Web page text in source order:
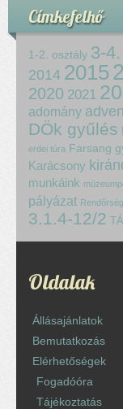
Címkefelhő
1-2. osztály 3-
2014 2015
2020 2021
adomány
DÖk gyűlés
erdei túra Farsang
Karácsony
munkáink
pályázat
3.1.4-12/2
Oldalak
Állásajánlatok
Bemutatkozás
Elérhetőségek
Fogadóóra
Tájékoztatás